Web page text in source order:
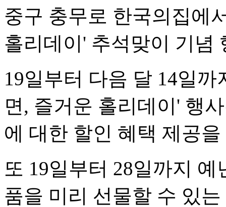
중구 충무로 한국의집에
홀리데이' 추석맞이 기념
19일부터 다음 달 14일
면, 즐거운 홀리데이' 행
에 대한 할인 혜택 제공
또 19일부터 28일까지
품을 미리 선물할 수 있